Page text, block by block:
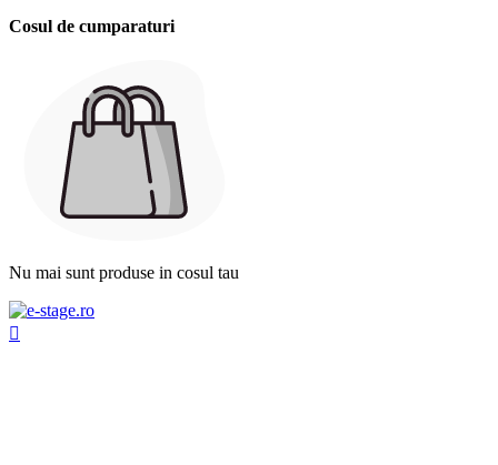
Cosul de cumparaturi
Nu mai sunt produse in cosul tau
